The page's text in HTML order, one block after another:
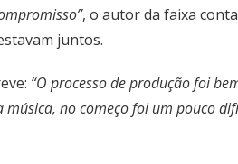
, o autor da faixa
juntos.
“O processo de produção foi
no começo foi um pouco